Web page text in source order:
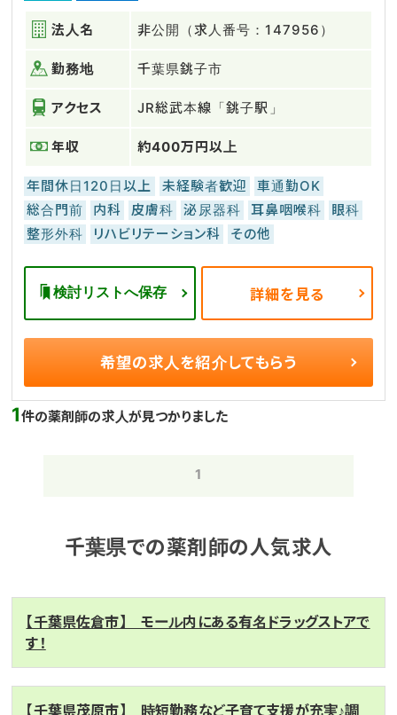
法人名 非公開（求人番号：147956）
勤務地 千葉県銚子市
アクセス JR総武本線「銚子駅」
年収 約400万円以上
年間休日120日以上 未経験者歓迎
車通勤OK
総合門前
内科 皮膚科 泌尿器科 耳鼻咽喉科
眼科
整形外科
リハビリテーション科 その他
検討リストへ保存 詳細を見る
希望の求人を紹介してもらう
1件の薬剤師の求人が見つかりました
1
千葉県での薬剤師の人気求人
【千葉県佐倉市】 モール内にある有名ドラッグストアで
す！
【千葉県茂原市】 時短勤務など子育て支援が充実♪調